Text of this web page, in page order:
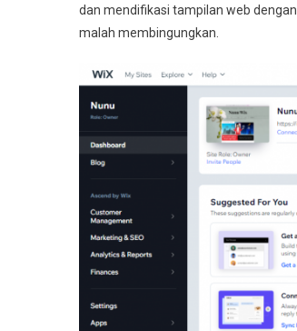
dan mendifikasi tampilan web
malah membingungkan.